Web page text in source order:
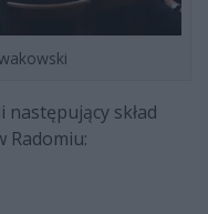
następujący skład
Radomiu: